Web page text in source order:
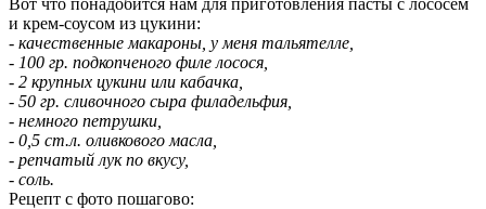
и крем-соусом из цукини:
- качественные макароны, у меня тальятелле,
- 100 гр. подкопченого филе лосося,
- 2 крупных цукини или кабачка,
- 50 гр. сливочного сыра филадельфия,
- немного петрушки,
- 0,5 ст.л. оливкового масла,
- репчатый лук по вкусу,
- соль.
Рецепт с фото пошагово: